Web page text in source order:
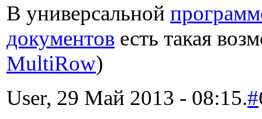
В универсальной
документов есть такая
MultiRow)
User, 29 Май 2013 - 08:15.#